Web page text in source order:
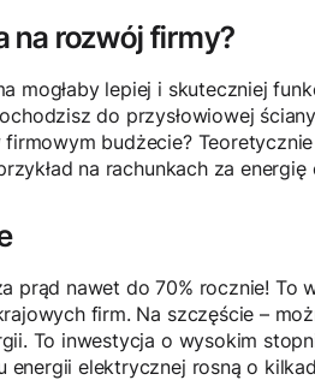
na rozwój firmy?
mogłaby lepiej i skuteczniej
do przysłowiowej
firmowym budżecie?
na rachunkach za energię
prąd nawet do 70% rocznie! To
firm. Na szczęście –
To inwestycja o wysokim
elektrycznej rosną o